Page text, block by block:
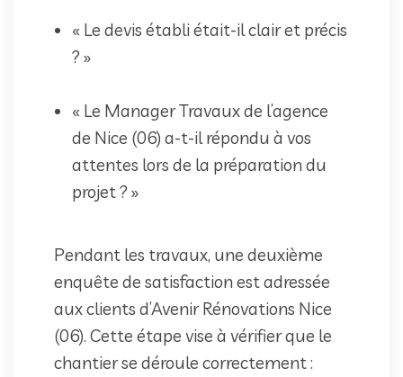
« Le devis établi était-il clair et précis
? »
« Le Manager Travaux de l’agence
de Nice (06) a-t-il répondu à vos
attentes lors de la préparation du
projet ? »
Pendant les travaux, une deuxième
enquête de satisfaction est adressée
aux clients d’Avenir Rénovations Nice
(06). Cette étape vise à vérifier que le
chantier se déroule correctement :